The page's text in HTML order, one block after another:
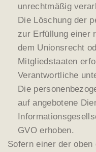
unrechtmäßig
Die Löschung der
zur Erfüllung einer
dem Unionsrecht
Mitgliedstaaten
Verantwortliche
Die
auf angebotene
GVO erhoben.
Sofern einer der